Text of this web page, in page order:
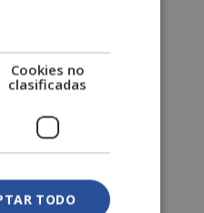
Cookies no
clasificadas
TODO